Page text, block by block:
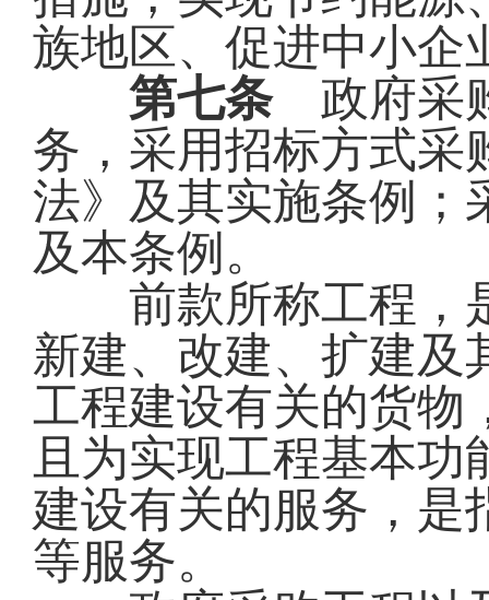
族地区、促进中小企
第七条政府采
务，采用招标方式采
法》及其实施条例；
及本条例。
前款所称工程，是
新建、改建、扩建及
工程建设有关的货物
且为实现工程基本功
建设有关的服务，是
等服务。